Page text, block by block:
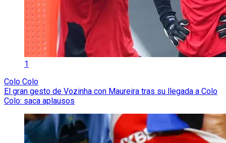
1
Colo Colo
El gran gesto de Vozinha con Maureira tras su llegada a Colo
Colo: saca aplausos